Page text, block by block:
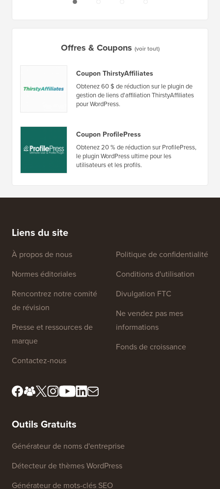
Offres & Coupons (voir tout)
Coupon ThirstyAffiliates
Obtenez 60 $ de réduction sur le plugin de
gestion de liens d'affiliation ThirstyAffiliates
pour WordPress.
Coupon ProfilePress
Obtenez 20 % de réduction sur ProfilePress,
le plugin WordPress ultime pour les
utilisateurs et les profils.
Liens du site
À propos de nous
Normes éditoriales
Rencontrez notre comité
de révision
Presse et ressources de
marque
Contactez-nous
Politique de confidentialité
Conditions d'utilisation
Divulgation FTC
Ne vendez pas mes
informations
Fonds de croissance
Outils Gratuits
Générateur de noms d'entreprise
Détecteur de thèmes WordPress
Générateur de mots-clés SEO